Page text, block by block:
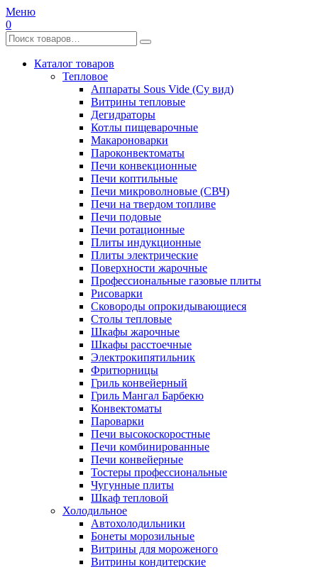
Меню
0
Каталог товаров
Тепловое
Аппараты Sous Vide (Су вид)
Витрины тепловые
Дегидраторы
Котлы пищеварочные
Макароноварки
Пароконвектоматы
Печи конвекционные
Печи коптильные
Печи микроволновые (СВЧ)
Печи на твердом топливе
Печи подовые
Печи ротационные
Плиты индукционные
Плиты электрические
Поверхности жарочные
Профессиональные газовые плиты
Рисоварки
Сковороды опрокидывающиеся
Столы тепловые
Шкафы жарочные
Шкафы расстоечные
Электрокипятильник
Фритюрницы
Гриль конвейерный
Гриль Мангал Барбекю
Конвектоматы
Пароварки
Печи высокоскоростные
Печи комбинированные
Печи конвейерные
Тостеры профессиональные
Чугунные плиты
Шкаф тепловой
Холодильное
Автохолодильники
Бонеты морозильные
Витрины для мороженого
Витрины кондитерские